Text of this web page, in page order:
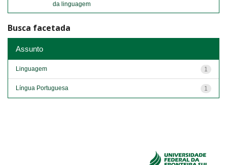
da linguagem
Busca facetada
Assunto
1
Linguagem
1
Língua Portuguesa